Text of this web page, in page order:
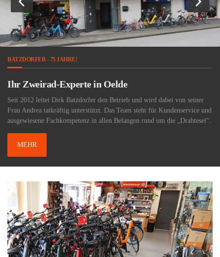
von seiner
und
„Drahtesel“.
E-BIKES
Die Zukunft des Fahrrads
Per E-Bike zur Arbeit, einkaufen oder eine Radtour ins
eine gesunde,spritsparende und umweltfreundliche